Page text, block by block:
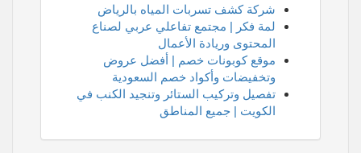
شركة كشف تسربات المياه بالرياض
لمة فكر | مجتمع تفاعلي عربي لصناع
المحتوى وريادة الأعمال
موقع كوبونات خصم | أفضل عروض
وتخفيضات وأكواد خصم السعودية
تفصيل وتركيب الستائر وتنجيد الكنب في
الكويت | جميع المناطق